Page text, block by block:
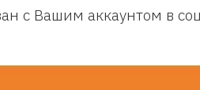
с Вашим аккаунтом в